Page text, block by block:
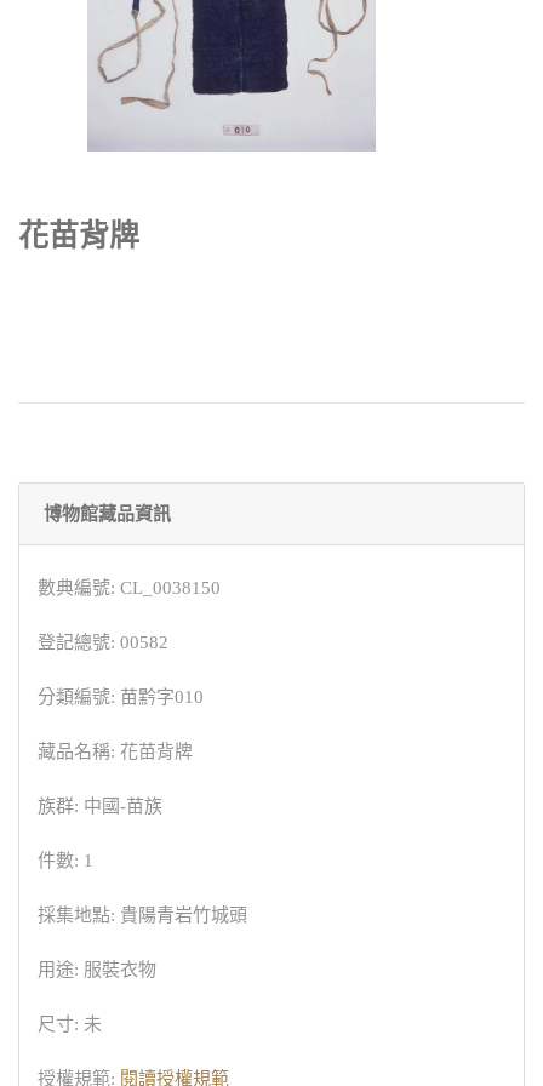
花苗背牌
博物館藏品資訊
數典編號: CL_0038150
登記總號: 00582
分類編號: 苗黔字010
藏品名稱: 花苗背牌
族群: 中國-苗族
件數: 1
採集地點: 貴陽青岩竹城頭
用途: 服裝衣物
尺寸: 未
授權規範: 閱讀授權規範